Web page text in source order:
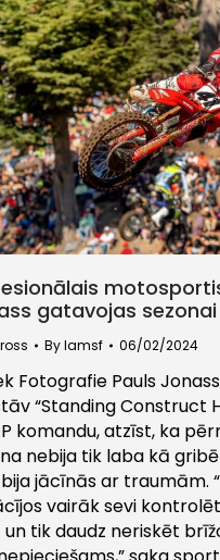
gatavojas sezonai
Bylamsf 06/02/2024
Fotografie Pauls
“Standing Construct
komandu, atzīst, ka
nebija tik laba kā
jācīnās ar traumām.
vairāk sevi
un tik daudz neriskēt